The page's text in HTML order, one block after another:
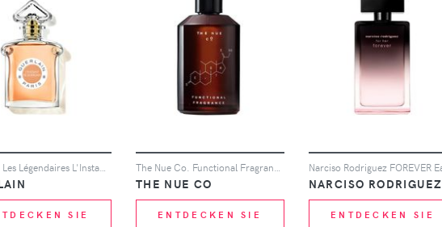
SIE
THE NUE CO
ENTDECKEN SIE
NARCISO RODRIGUEZ
ENTDECKEN SIE